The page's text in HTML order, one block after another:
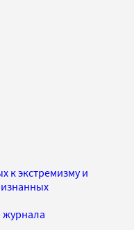
к экстремизму и
журнала